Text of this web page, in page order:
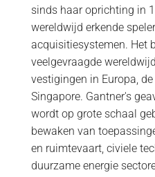
sinds haar oprichting in
wereldwijd erkende
acquisitiesystemen. Het
veelgevraagde
vestigingen in Europa,
Singapore. Gantner's
wordt op grote schaal
bewaken van
en ruimtevaart, civiele
duurzame energie